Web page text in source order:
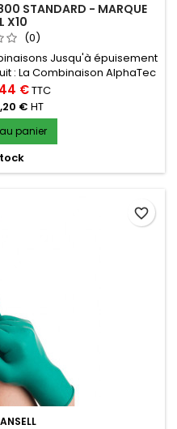
STANDARD - MARQUE
X10
(0)
Jusqu'à épuisement
: La Combinaison AlphaTec
est conçue pour offrir une
à risques
les professionnels qui ont
légère, confortable, et...
€TTC
€ HT
panier
ANSELL
favorite_border